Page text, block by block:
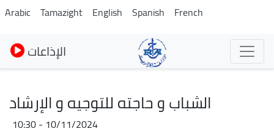
Pasar
al
contenido
principal
Arabic Tamazight English Spanish French
الإذاعات
الشباب و حاجته للتوجيه و الإرشاد
10/11/2024 - 10:30